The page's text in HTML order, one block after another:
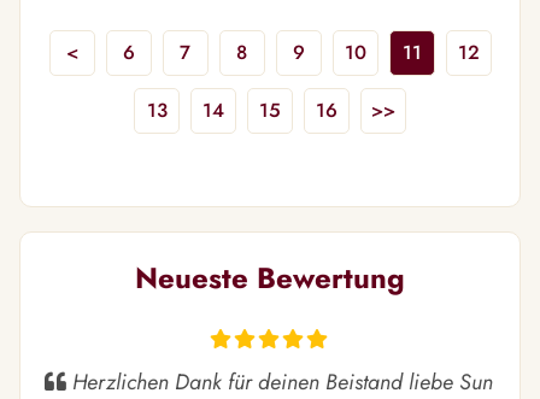
< 6 7 8 9 10 11 12
13 14 15 16 >>
Neueste Bewertung
Herzlichen Dank für deinen Beistand liebe Sun